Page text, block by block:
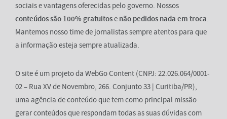
sociais e vantagens oferecidas pelo governo. Nossos
conteúdos são 100% gratuitose não pedidos nada em troca.
Mantemos nosso time de jornalistas sempre atentos para que
a informação esteja sempre atualizada.
O site é um projeto da WebGo Content (CNPJ: 22.026.064/0001-
02 – Rua XV de Novembro, 266. Conjunto 33 | Curitiba/PR),
uma agência de conteúdo que tem como principal missão
gerar conteúdos que respondam todas as suas dúvidas com